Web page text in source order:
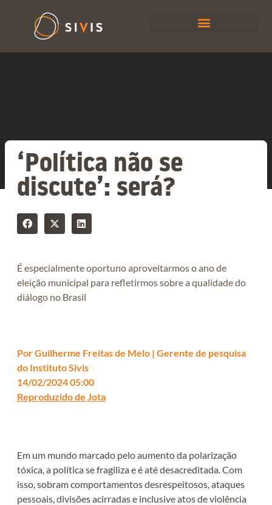
‘Política não se
discute’: será?
É especialmente oportuno aproveitarmos o ano de
eleição municipal para refletirmos sobre a qualidade do
diálogo no Brasil
Por Guilherme Freitas de Melo | Gerente de pesquisa
do Instituto Sivis
14/02/2024 05:00
Reproduzido de Jota
Em um mundo marcado pelo aumento da polarização
tóxica, a política se fragiliza e é até desacreditada. Com
isso, sobram comportamentos desrespeitosos, ataques
pessoais, divisões acirradas e inclusive atos de violência